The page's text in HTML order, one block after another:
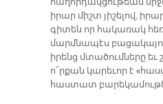
հաղորդակցութեան
իրար միշտ յիշելով,
գիտեն որ հակառակ
մարմնապէս
իրենց մտածումները
ո՜րքան կարեւոր է
հաստատ